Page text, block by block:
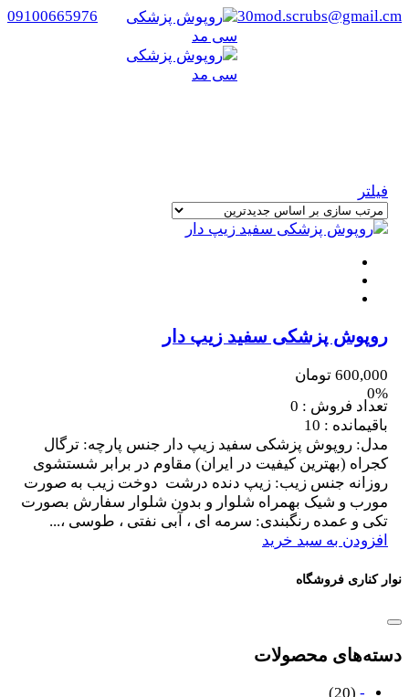
30mod.scrubs@gmail.cm
09100665976
فیلتر
روپوش پزشکی سفید زیپ دار
600,000 تومان
0%
تعداد فروش : 0
باقیمانده : 10
مدل: روپوش پزشکی سفید زیپ دار جنس پارچه: ترگال
کجراه (بهترین کیفیت در ایران) مقاوم در برابر شستشوی
روزانه جنس زیب: زیپ دنده درشت دوخت زیب به صورت
مورب و شیک بهمراه شلوار و بدون شلوار سفارش بصورت
تکی و عمده رنگبندی: سرمه ای ، آبی نفتی ، طوسی ،...
افزودن به سبد خرید
نوار کناری فروشگاه
دسته‌های محصولات
-
(20)